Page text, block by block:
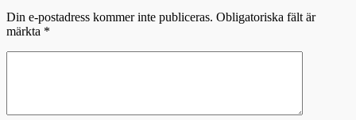
Din e-postadress kommer inte publiceras. Obligatoriska fält är
märkta *